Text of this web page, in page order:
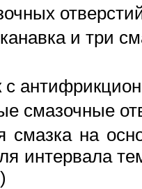
и три
смазочные
смазка на
интервала